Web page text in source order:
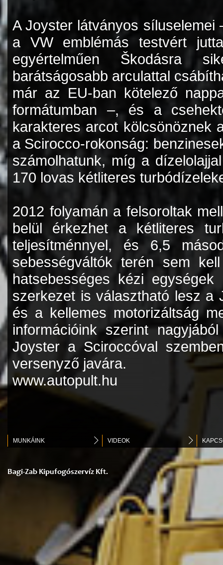
A Joyster látványos síluselemei
a VW emblémás testvért
egyértelműen Škodásra
barátságosabb arculattal
már az EU-ban kötelező
formátumban –, és a
karakteres arcot kölcsönöznek
a Scirocco-rokonság:
számolhatunk, míg a
170 lovas kétliteres
2012 folyamán a felsoroltak
belül érkezhet a kétliteres
teljesítménnyel, és 6,5
sebességváltók terén sem
hatsebességes kézi
szerkezet is választható lesz a
és a kellemes motorizáltság
információink szerint
Joyster a Sciroccóval
versenyző javára.
www.autopult.hu
MUNKÁINK VIDEOK